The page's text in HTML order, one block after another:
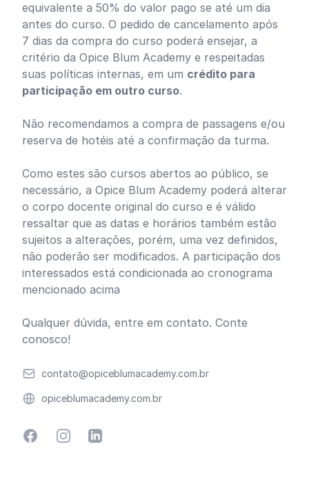
equivalente a 50% do valor pago se até um dia
antes do curso. O pedido de cancelamento após
7 dias da compra do curso poderá ensejar, a
critério da Opice Blum Academy e respeitadas
suas políticas internas, em um crédito para
participação em outro curso.
Não recomendamos a compra de passagens e/ou
reserva de hotéis até a confirmação da turma.
Como estes são cursos abertos ao público, se
necessário, a Opice Blum Academy poderá alterar
o corpo docente original do curso e é válido
ressaltar que as datas e horários também estão
sujeitos a alterações, porém, uma vez definidos,
não poderão ser modificados. A participação dos
interessados está condicionada ao cronograma
mencionado acima
Qualquer dúvida, entre em contato. Conte
conosco!
Emailcontato@opiceblumacademy.com.br
Websiteopiceblumacademy.com.br
FacebookInstagramLinkedin